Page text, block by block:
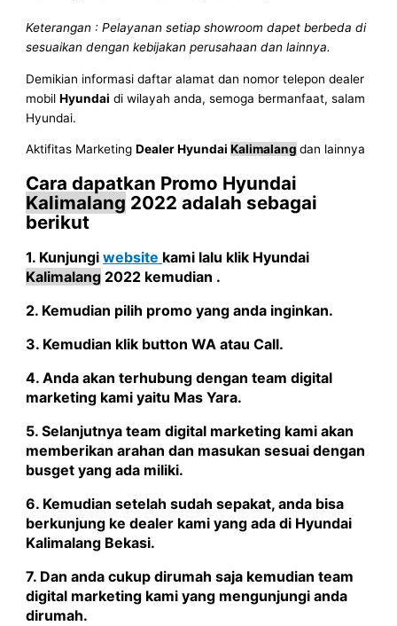
Keterangan : Pelayanan setiap showroom dapet berbeda di
sesuaikan dengan kebijakan perusahaan dan lainnya.
Demikian informasi daftar alamat dan nomor telepon dealer
mobilHyundai di wilayah anda, semoga bermanfaat, salam
Hyundai.
Aktifitas MarketingDealer HyundaiKalimalang dan lainnya
Cara dapatkan Promo Hyundai
Kalimalang 2022 adalah sebagai
berikut
1. Kunjungiwebsite kami lalu klik Hyundai
Kalimalang 2022 kemudian .
2. Kemudian pilih promo yang anda inginkan.
3. Kemudian klik button WA atau Call.
4. Anda akan terhubung dengan team digital
marketing kami yaitu Mas Yara.
5. Selanjutnya team digital marketing kami akan
memberikan arahan dan masukan sesuai dengan
busget yang ada miliki.
6. Kemudian setelah sudah sepakat, anda bisa
berkunjung ke dealer kami yang ada di Hyundai
Kalimalang Bekasi.
7. Dan anda cukup dirumah saja kemudian team
digital marketing kami yang mengunjungi anda
dirumah.